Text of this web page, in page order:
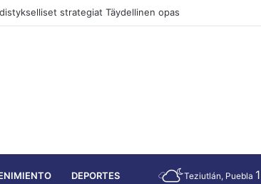
strategiat Täydellinen opas
DEPORTES Teziutlán, Puebla